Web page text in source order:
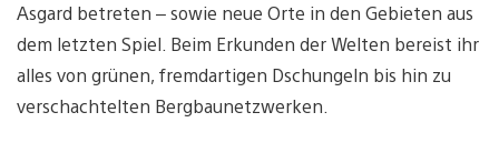
Asgard betreten – sowie neue Orte in den Gebieten aus
dem letzten Spiel. Beim Erkunden der Welten bereist ihr
alles von grünen, fremdartigen Dschungeln bis hin zu
verschachtelten Bergbaunetzwerken.